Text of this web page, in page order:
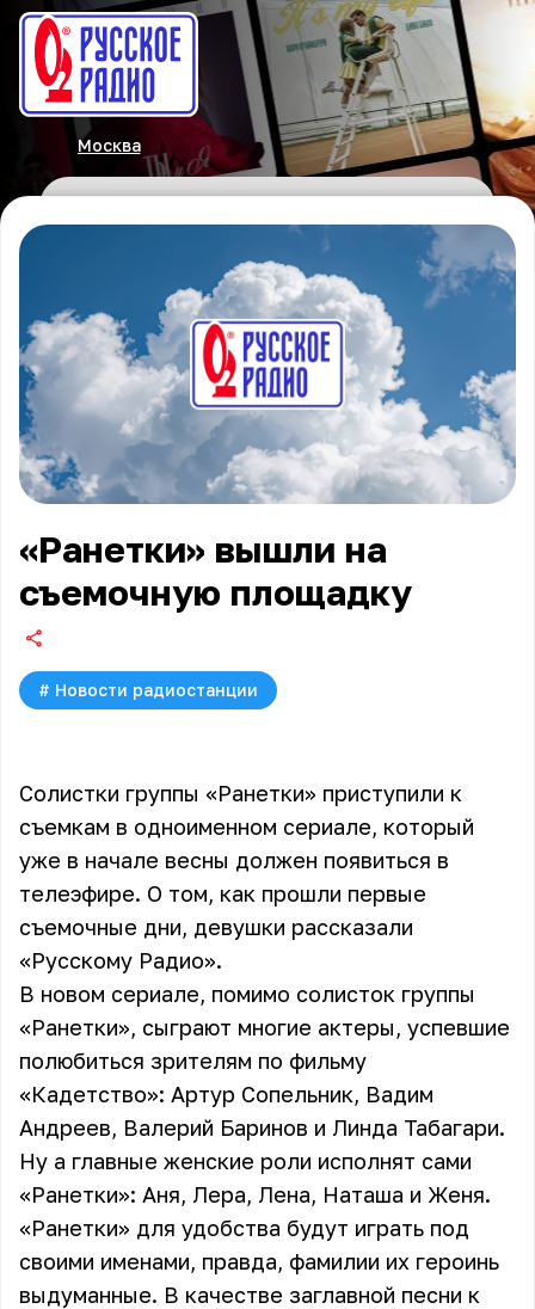
Москва
«Ранетки» вышли на
съемочную площадку
# Новости радиостанции
Солистки группы «Ранетки» приступили к
съемкам в одноименном сериале, который
уже в начале весны должен появиться в
телеэфире. О том, как прошли первые
съемочные дни, девушки рассказали
«Русскому Радио».
В новом сериале, помимо солисток группы
«Ранетки», сыграют многие актеры, успевшие
полюбиться зрителям по фильму
«Кадетство»: Артур Сопельник, Вадим
Андреев, Валерий Баринов и Линда Табагари.
Ну а главные женские роли исполнят сами
«Ранетки»: Аня, Лера, Лена, Наташа и Женя.
«Ранетки» для удобства будут играть под
своими именами, правда, фамилии их героинь
выдуманные. В качестве заглавной песни к